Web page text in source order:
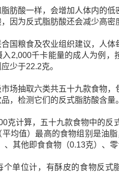
肪酸一样，会增加人体内的
因为反式脂肪酸还会减少高
国粮食及农业组织建议，人
入2,000千卡能量的成人为例
少于22.2克。
场抽取六类共五十九款食物
，检测它们的反式脂肪酸含量。
克计算，五十九款食物中的反
平均值）最高的食物组别是油
、其他即食食物（0.13克）、
个单位计，有酥皮的食物反式